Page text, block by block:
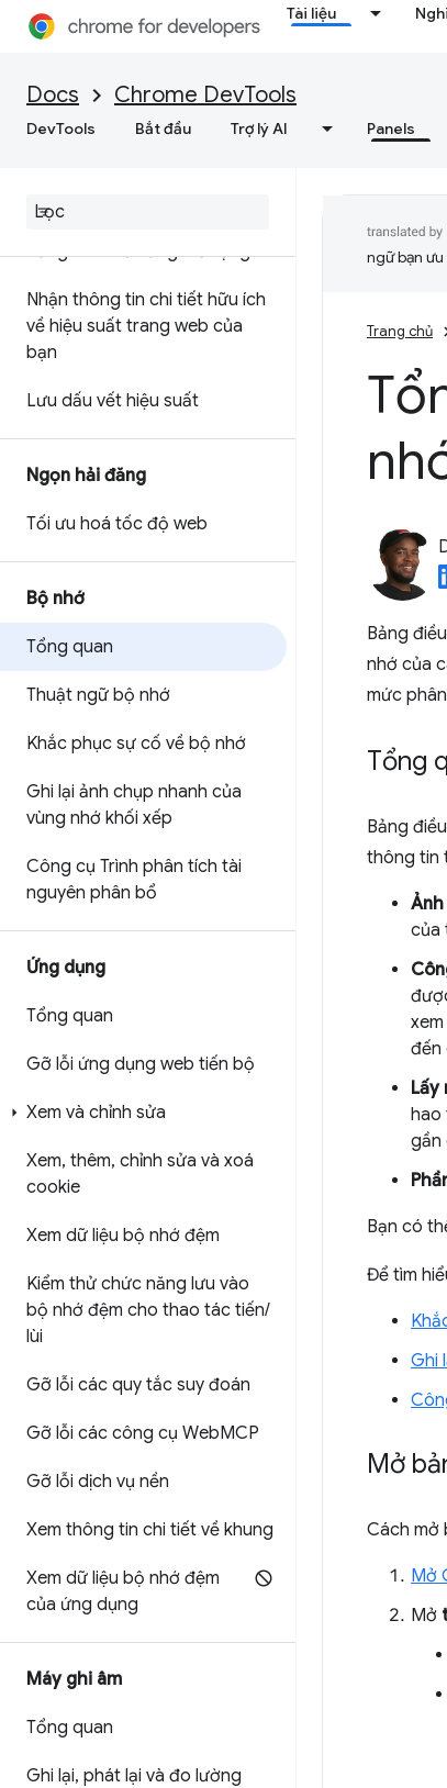
Tài liệu
Docs Chrome DevTools
DevTools Bắt đầu Trợ lý AI Panels
Tài liệu tham khảo về sự kiện
Phân tích hiệu suất của bộ
chọn CSS
Tuỳ chỉnh dữ liệu hiệu suất
bằng API khả năng mở rộng
Nhận thông tin chi tiết hữu ích
về hiệu suất trang web của
bạn
Lưu dấu vết hiệu suất
Ngọn hải đăng
Tối ưu hoá tốc độ web
Bộ nhớ
Tổng quan
Thuật ngữ bộ nhớ
Khắc phục sự cố về bộ nhớ
Ghi lại ảnh chụp nhanh của
vùng nhớ khối xếp
Công cụ Trình phân tích tài
nguyên phân bổ
Ứng dụng
Tổng quan
Gỡ lỗi ứng dụng web tiến bộ
Xem và chỉnh sửa
Xem, thêm, chỉnh sửa và xoá
cookie
Xem dữ liệu bộ nhớ đệm
Kiểm thử chức năng lưu vào
bộ nhớ đệm cho thao tác tiến/
lùi
Gỡ lỗi các quy tắc suy đoán
Gỡ lỗi các công cụ WebMCP
Gỡ lỗi dịch vụ nền
Xem thông tin chi tiết về khung
Xem dữ liệu bộ nhớ đệm
của ứng dụng
Máy ghi âm
Tổng quan
Ghi lại, phát lại và đo lường
ngữ bạn
Trang chủ
Bảng
nhớ của
mức
Tổng
Bảng
thông tin
của
đến
Lấy
hao
gần
Bạn có
Để tìm
Ghi
Mở
Cách mở
Mở
Mở